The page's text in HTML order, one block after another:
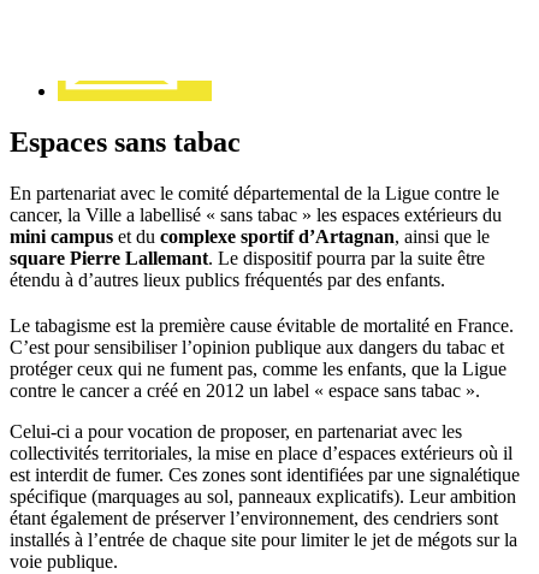
Espaces sans tabac
En partenariat avec le comité départemental de la Ligue contre le
cancer, la Ville a labellisé « sans tabac » les espaces extérieurs du
mini campus et du complexe sportif d’Artagnan, ainsi que le
square Pierre Lallemant. Le dispositif pourra par la suite être
étendu à d’autres lieux publics fréquentés par des enfants.
Le tabagisme est la première cause évitable de mortalité en France.
C’est pour sensibiliser l’opinion publique aux dangers du tabac et
protéger ceux qui ne fument pas, comme les enfants, que la Ligue
contre le cancer a créé en 2012 un label « espace sans tabac ».
Celui-ci a pour vocation de proposer, en partenariat avec les
collectivités territoriales, la mise en place d’espaces extérieurs où il
est interdit de fumer. Ces zones sont identifiées par une signalétique
spécifique (marquages au sol, panneaux explicatifs). Leur ambition
étant également de préserver l’environnement, des cendriers sont
installés à l’entrée de chaque site pour limiter le jet de mégots sur la
voie publique.